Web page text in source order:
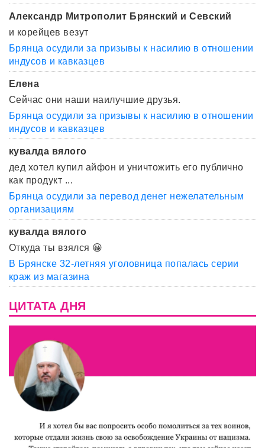
Александр Митрополит Брянский и Севский
и корейцев везут
Брянца осудили за призывы к насилию в отношении
индусов и кавказцев
Елена
Сейчас они наши наилучшие друзья.
Брянца осудили за призывы к насилию в отношении
индусов и кавказцев
кувалда вялого
дед хотел купил айфон и уничтожить его публично
как продукт ...
Брянца осудили за перевод денег нежелательным
организациям
кувалда вялого
Откуда ты взялся 😀
В Брянске 32-летняя уголовница попалась серии
краж из магазина
ЦИТАТА ДНЯ